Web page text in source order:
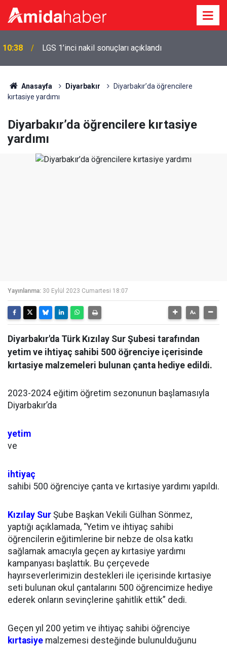
10:14
yaşatıyor
Anasayfa Diyarbakır
Diyarbakır’da öğrencilere
kırtasiye yardımı
Diyarbakır’da öğrencilere kırtasiye
yardımı
Yayınlanma: 30 Eylül 2023 Cumartesi 18:07
Diyarbakır'da Türk Kızılay Sur Şubesi tarafından
yetim ve ihtiyaç sahibi 500 öğrenciye içerisinde
kırtasiye malzemeleri bulunan çanta hediye edildi.
2023-2024 eğitim öğretim sezonunun başlamasıyla
Diyarbakır’da
yetim
ve
ihtiyaç
sahibi 500 öğrenciye çanta ve kırtasiye yardımı yapıldı.
Kızılay Sur Şube Başkan Vekili Gülhan Sönmez,
yaptığı açıklamada, “Yetim ve ihtiyaç sahibi
öğrencilerin eğitimlerine bir nebze de olsa katkı
sağlamak amacıyla geçen ay kırtasiye yardımı
kampanyası başlattık. Bu çerçevede
hayırseverlerimizin destekleri ile içerisinde kırtasiye
seti bulunan okul çantalarını 500 öğrencimize hediye
ederek onların sevinçlerine şahitlik ettik” dedi.
Geçen yıl 200 yetim ve ihtiyaç sahibi öğrenciye
kırtasiye malzemesi desteğinde bulunulduğunu